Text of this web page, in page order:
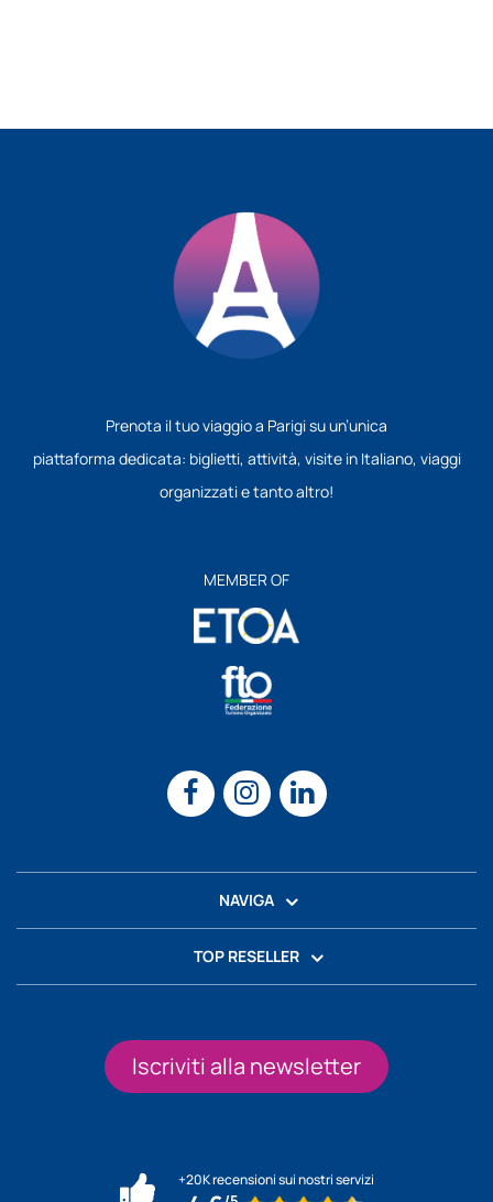
Prenota il tuo viaggio a Parigi su un’unica
piattaforma dedicata: biglietti, attività, visite in Italiano, viaggi
organizzati e tanto altro!
MEMBER OF
NAVIGA
TOP RESELLER
Iscriviti alla newsletter
+20K recensioni sui nostri servizi